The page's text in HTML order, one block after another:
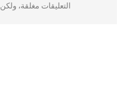
التعليقات مغلقة، ولكن